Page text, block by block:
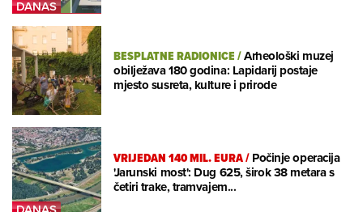
BESPLATNE RADIONICE/Arheološki muzej
obilježava 180 godina: Lapidarij postaje
mjesto susreta, kulture i prirode
VRIJEDAN 140 MIL. EURA/Počinje operacija
'Jarunski most': Dug 625, širok 38 metara s
četiri trake, tramvajem...